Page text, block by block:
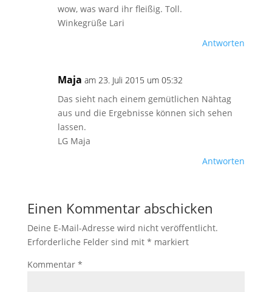
wow, was ward ihr fleißig. Toll.
Winkegrüße Lari
Antworten
Maja am 23. Juli 2015 um 05:32
Das sieht nach einem gemütlichen Nähtag
aus und die Ergebnisse können sich sehen
lassen.
LG Maja
Antworten
Einen Kommentar abschicken
Deine E-Mail-Adresse wird nicht veröffentlicht.
Erforderliche Felder sind mit * markiert
Kommentar *